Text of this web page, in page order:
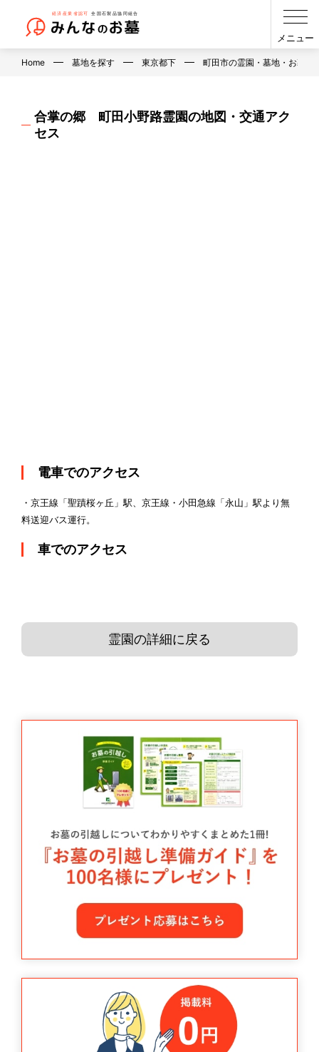
メニュー
Home 墓地を探す 東京都下 町田市の霊園・墓地・お墓
合掌の郷 町田小野路霊園の地図・交通アク
セス
電車でのアクセス
・京王線「聖蹟桜ヶ丘」駅、京王線・小田急線「永山」駅より無
料送迎バス運行。
車でのアクセス
霊園の詳細に戻る